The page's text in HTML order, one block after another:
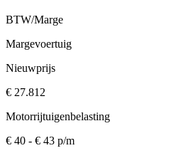
BTW/Marge
Margevoertuig
Nieuwprijs
€ 27.812
Motorrijtuigenbelasting
€ 40 - € 43 p/m